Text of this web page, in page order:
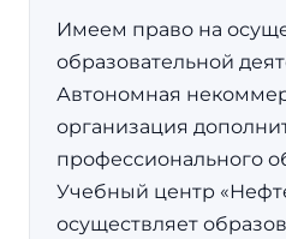
Имеем право на
образовательной
Автономная
организация
профессионального
Учебный центр
осуществляет